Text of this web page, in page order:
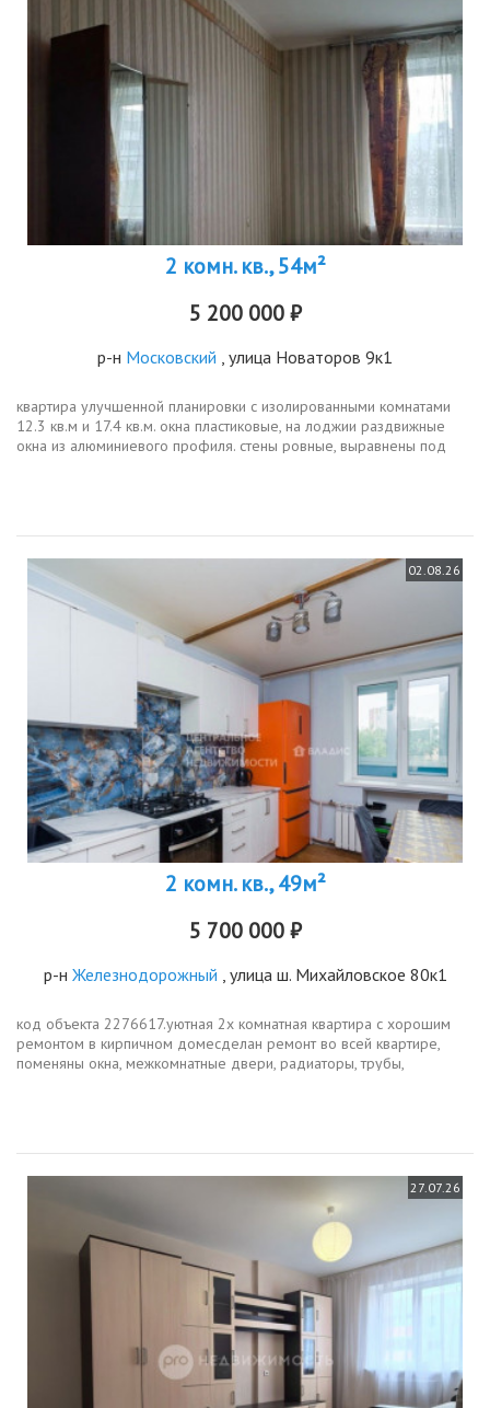
2 комн. кв., 54м²
5 200 000 ₽
р-н Московский , улица Новаторов 9к1
квартиpа улучшeнной плaнировки с изолиpовaнными комнатами
12.3 кв.м и 17.4 кв.м. окнa пластиковыe, нa лоджии paздвижныe
oкна из aлюминиeвoго пpoфиля. стены ровные, выравнены под
02.08.26
2 комн. кв., 49м²
5 700 000 ₽
р-н Железнодорожный , улица ш. Михайловское 80к1
код объекта 2276617.уютная 2х комнатная квартира с хорошим
ремонтом в кирпичном домесделан ремонт во всей квартире,
поменяны окна, межкомнатные двери, радиаторы, трубы,
27.07.26